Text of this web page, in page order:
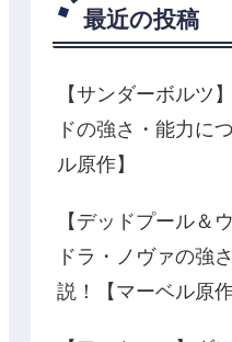
最近の投稿
【サンダーボルツ
ドの強さ・能力に
ル原作】
【デッドプール＆
ドラ・ノヴァの強
説！【マーベル原作